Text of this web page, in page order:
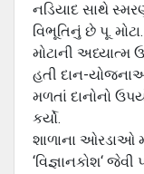
નડિયાદ સાથે
વિભૂતિનું છે પૂ.
મોટાની અધ્યાત્મ
હતી દાન-
મળતાં દાનોનો
કર્યો.
શાળાના ઓરડાઓ
‘વિજ્ઞાનકોશ‘